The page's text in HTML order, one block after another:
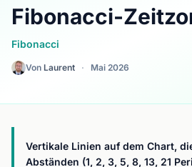
Fibonacci-
Fibonacci
Von Laurent · Mai 2026
Vertikale Linien auf dem Chart,
Abständen (1, 2, 3, 5, 8, 13, 21